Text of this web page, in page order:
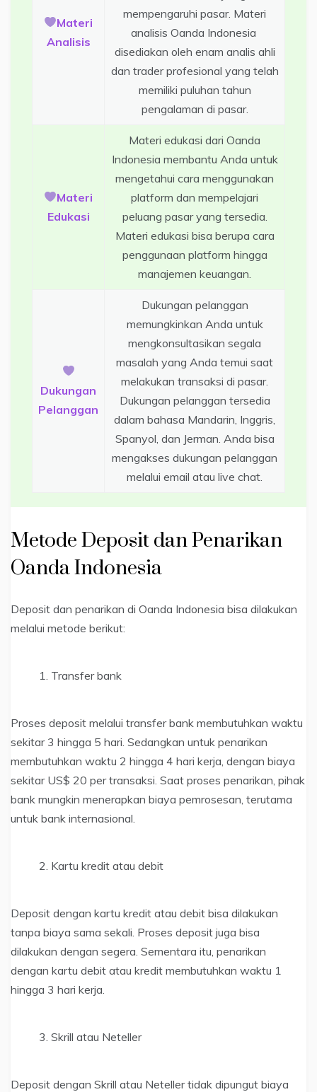
Materi
Analisis
mempengaruhi pasar. Materi
analisis Oanda Indonesia
disediakan oleh enam analis ahli
dan trader profesional yang telah
memiliki puluhan tahun
pengalaman di pasar.
Materi
Edukasi
Materi edukasi dari Oanda
Indonesia membantu Anda untuk
mengetahui cara menggunakan
platform dan mempelajari
peluang pasar yang tersedia.
Materi edukasi bisa berupa cara
penggunaan platform hingga
manajemen keuangan.
Dukungan
Pelanggan
Dukungan pelanggan
memungkinkan Anda untuk
mengkonsultasikan segala
masalah yang Anda temui saat
melakukan transaksi di pasar.
Dukungan pelanggan tersedia
dalam bahasa Mandarin, Inggris,
Spanyol, dan Jerman. Anda bisa
mengakses dukungan pelanggan
melalui email atau live chat.
Metode Deposit dan Penarikan
Oanda Indonesia
Deposit dan penarikan di Oanda Indonesia bisa dilakukan
melalui metode berikut:
Transfer bank
Proses deposit melalui transfer bank membutuhkan waktu
sekitar 3 hingga 5 hari. Sedangkan untuk penarikan
membutuhkan waktu 2 hingga 4 hari kerja, dengan biaya
sekitar US$ 20 per transaksi. Saat proses penarikan, pihak
bank mungkin menerapkan biaya pemrosesan, terutama
untuk bank internasional.
Kartu kredit atau debit
Deposit dengan kartu kredit atau debit bisa dilakukan
tanpa biaya sama sekali. Proses deposit juga bisa
dilakukan dengan segera. Sementara itu, penarikan
dengan kartu debit atau kredit membutuhkan waktu 1
hingga 3 hari kerja.
Skrill atau Neteller
Deposit dengan Skrill atau Neteller tidak dipungut biaya